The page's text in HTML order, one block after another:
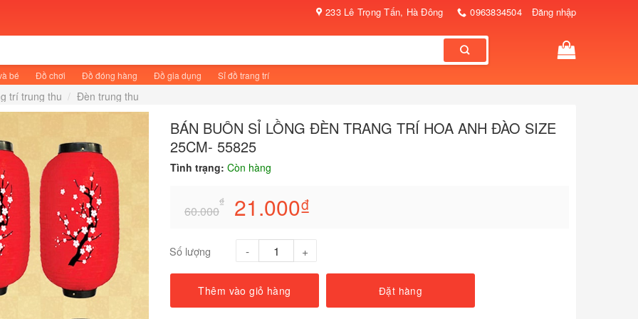
233 Lê Trọng Tấn, Hà Đông 0963834504 Đăng nhập
bé Đồ chơi Đồ đóng hàng Đồ gia dụng Sỉ đồ trang trí
trí trung thu / Đèn trung thu
BÁN BUÔN SỈ LỒNG ĐÈN TRANG TRÍ HOA ANH ĐÀO SIZE
25CM- 55825
Tình trạng: Còn hàng
60.000
₫ 21.000₫
Số lượng
Thêm vào giỏ hàng Đặt hàng